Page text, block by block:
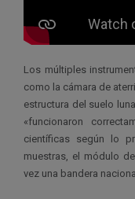
Los múltiples
como la cámara de
estructura del suelo
«funcionaron
científicas según lo
muestras, el módulo
vez una bandera